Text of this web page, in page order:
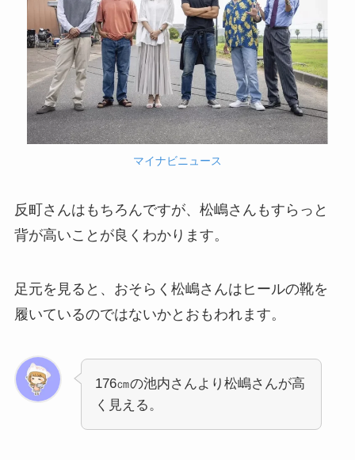
マイナビニュース
反町さんはもちろんですが、松嶋さんもすらっと
背が高いことが良くわかります。
足元を見ると、おそらく松嶋さんはヒールの靴を
履いているのではないかとおもわれます。
176㎝の池内さんより松嶋さんが高
く見える。